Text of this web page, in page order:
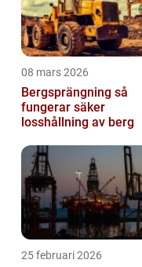
08 mars 2026
Bergsprängning så
fungerar säker
losshållning av berg
25 februari 2026